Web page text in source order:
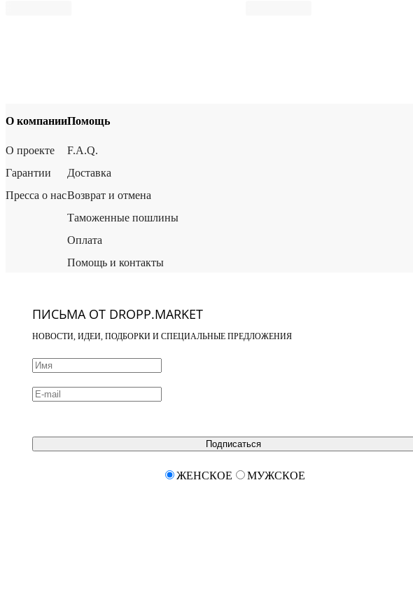
О компании
О проекте
Гарантии
Пресса о нас
Помощь
F.A.Q.
Доставка
Возврат и отмена
Таможенные пошлины
Оплата
Помощь и контакты
ПИСЬМА ОТ DROPP.MARKET
НОВОСТИ, ИДЕИ, ПОДБОРКИ И СПЕЦИАЛЬНЫЕ ПРЕДЛОЖЕНИЯ
Подписаться
ЖЕНСКОЕ МУЖСКОЕ